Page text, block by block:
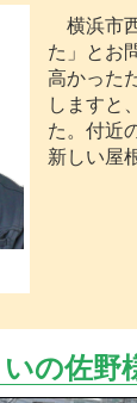
横浜市
た」とお
高かった
しますと
た。付近
新しい屋
いの佐